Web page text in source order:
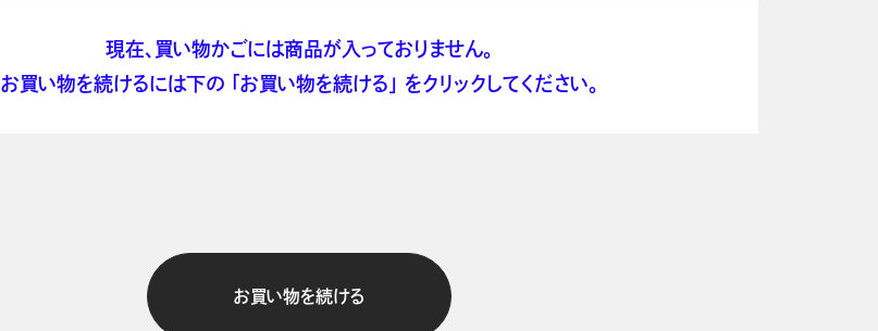
現在、買い物かごには商品が入っておりません。
お買い物を続けるには下の 「お買い物を続ける」 をクリックしてください。
お買い物を続ける